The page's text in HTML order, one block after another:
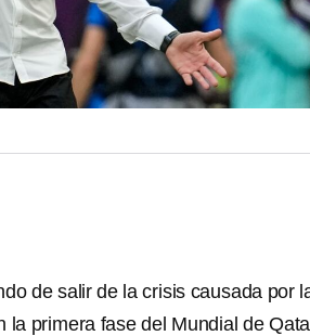
de salir de la crisis causada por
la primera fase del Mundial de